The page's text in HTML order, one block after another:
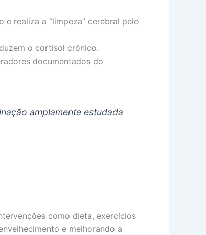
realiza a “limpeza” cerebral pelo
o cortisol crônico.
documentados do
amplamente estudada
como dieta, exercícios
e melhorando a